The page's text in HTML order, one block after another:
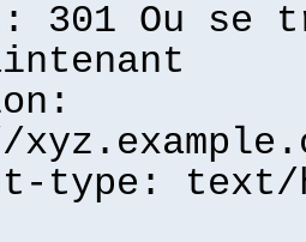
301 Ou se
type: text/